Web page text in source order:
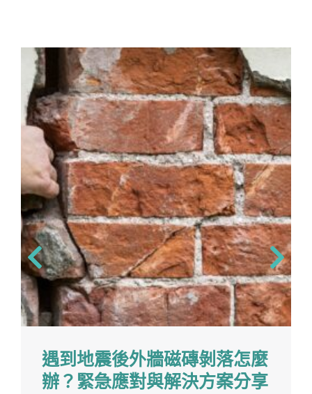
遇到地震後外牆磁磚剝落怎麼
辦？緊急應對與解決方案分享